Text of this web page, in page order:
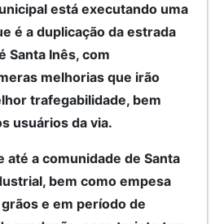
está executando uma
é a duplicação da estrada
Santa Inês, com
melhorias que irão
trafegabilidade, bem
usuários da via.
até a comunidade de Santa
bem como empesa
e em período de